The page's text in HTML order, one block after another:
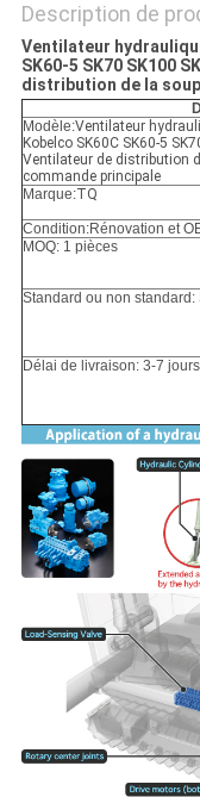
Description de
Ventilateur
SK60-5 SK70 SK100
distribution de la
Modèle:Ventilateur
Kobelco SK60C SK60-5
Ventilateur de distribution
commande principale
Marque:TQ
Condition:Rénovation et
MOQ: 1 pièces
Standard ou non standard:
Délai de livraison: 3-7